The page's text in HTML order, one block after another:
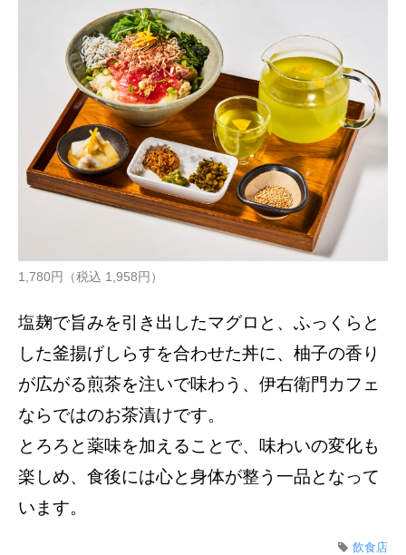
1,780円（税込 1,958円）
塩麹で旨みを引き出したマグロと、ふっくらと
した釜揚げしらすを合わせた丼に、柚子の香り
が広がる煎茶を注いで味わう、伊右衛門カフェ
ならではのお茶漬けです。
とろろと薬味を加えることで、味わいの変化も
楽しめ、食後には心と身体が整う一品となって
います。
飲食店